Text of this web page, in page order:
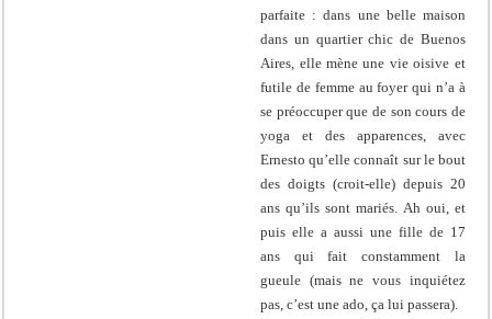
parfaite : dans une belle maison
dans un quartier chic de Buenos
Aires, elle mène une vie oisive et
futile de femme au foyer qui n’a à
se préoccuper que de son cours de
yoga et des apparences, avec
Ernesto qu’elle connaît sur le bout
des doigts (croit-elle) depuis 20
ans qu’ils sont mariés. Ah oui, et
puis elle a aussi une fille de 17
ans qui fait constamment la
gueule (mais ne vous inquiétez
pas, c’est une ado, ça lui passera).